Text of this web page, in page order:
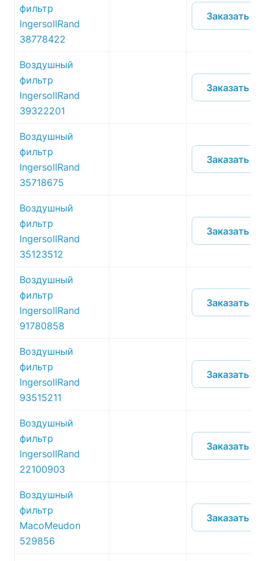
фильтр
IngersollRand
38778422
Заказать
Воздушный
фильтр
IngersollRand
39322201
Заказать
Воздушный
фильтр
IngersollRand
35718675
Заказать
Воздушный
фильтр
IngersollRand
35123512
Заказать
Воздушный
фильтр
IngersollRand
91780858
Заказать
Воздушный
фильтр
IngersollRand
93515211
Заказать
Воздушный
фильтр
IngersollRand
22100903
Заказать
Воздушный
фильтр
MacoMeudon
529856
Заказать